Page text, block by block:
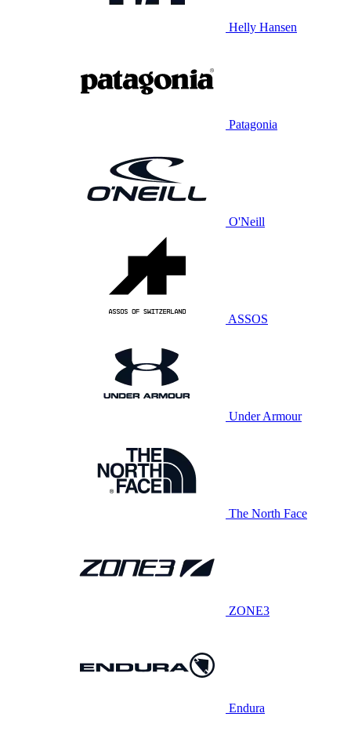
Helly Hansen
Patagonia
O'Neill
ASSOS
Under Armour
The North Face
ZONE3
Endura